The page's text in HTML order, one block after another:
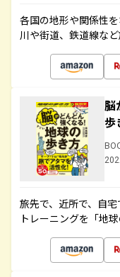
各国の地形や関係性
川や街道、鉄道線な
脳
歩
旅先で、近所で、自
トレーニングを「地